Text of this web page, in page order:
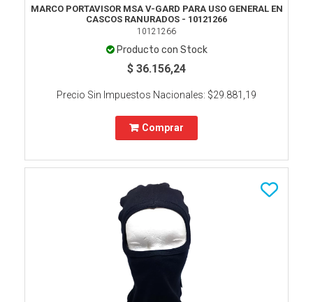
MARCO PORTAVISOR MSA V-GARD PARA USO GENERAL EN
CASCOS RANURADOS - 10121266
10121266
Producto con Stock
$ 36.156,24
Precio Sin Impuestos Nacionales: $29.881,19
Comprar